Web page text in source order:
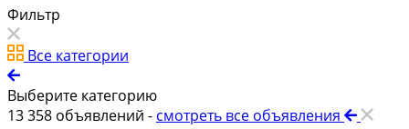
Фильтр
Все категории
Выберите категорию
13 358 объявлений - смотреть все объявления